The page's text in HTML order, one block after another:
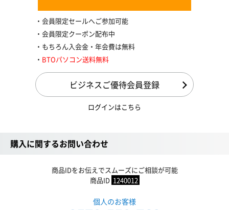
会員限定セールへご参加可能
会員限定クーポン配布中
もちろん入会金・年会費は無料
BTOパソコン送料無料
ビジネスご優待会員登録
ログインはこちら
購入に関するお問い合わせ
商品IDをお伝えでスムーズにご相談が可能
商品ID 1240012
個人のお客様